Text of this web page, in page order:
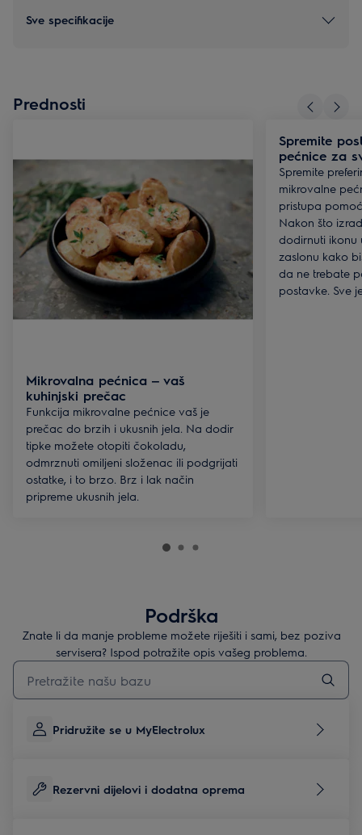
Sve specifikacije
Prednosti
Mikrovalna pećnica ‒ vaš
kuhinjski prečac
Funkcija mikrovalne pećnice vaš je
prečac do brzih i ukusnih jela. Na dodir
tipke možete otopiti čokoladu,
odmrznuti omiljeni složenac ili podgrijati
ostatke, i to brzo. Brz i lak način
pripreme ukusnih jela.
Spremite
pećnice za
Spremite
mikrovalne
pristupa
Nakon što
dodirnuti ikonu
zaslonu kako
da ne trebate
postavke. Sve
Podrška
Znate li da manje probleme možete riješiti i sami, bez poziva
servisera? Ispod potražite opis vašeg problema.
Upišite za pretraživanje članaka podrške
Pridružite se u MyElectrolux
Rezervni dijelovi i dodatna oprema